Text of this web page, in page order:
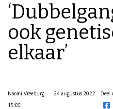
ook
elkaar’
Naomi Vreeburg
24 augustus 2022
15:00
Deel